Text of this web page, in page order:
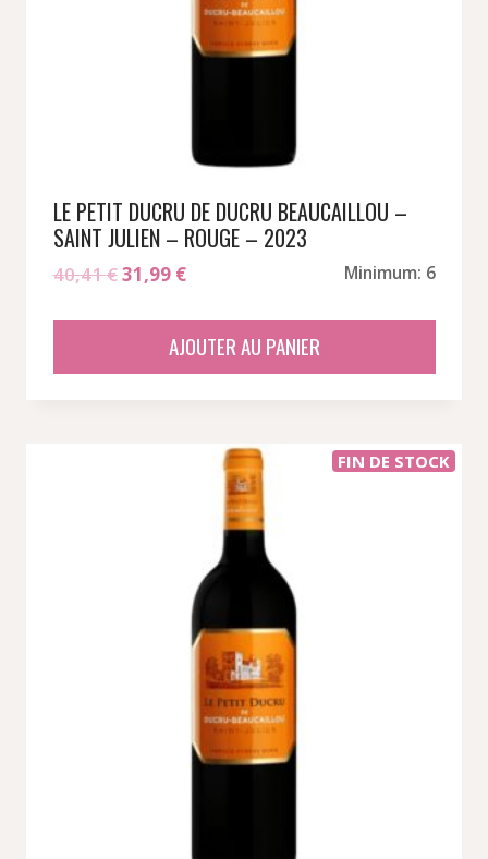
LE PETIT DUCRU DE DUCRU BEAUCAILLOU –
SAINT JULIEN – ROUGE – 2023
40,41€Le
était :
31,99 €Le
est :
Minimum: 6
AJOUTER AU PANIER
FIN DE STOCK